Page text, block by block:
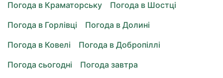
Погода в Краматорську
Погода в Шостці
Погода в Горлівці
Погода в Долині
Погода в Ковелі
Погода в Добропіллі
Погода сьогодні
Погода завтра